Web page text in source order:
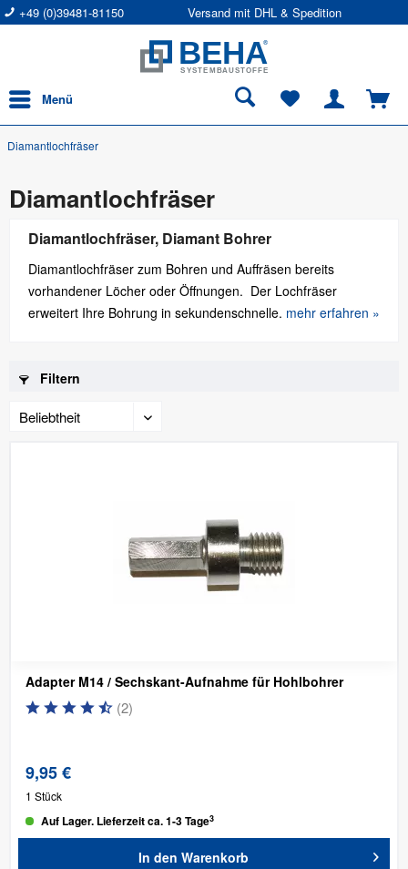
+49 (0)39481-81150 Versand mit DHL & Spedition
Menü
Diamantlochfräser
Diamantlochfräser
Diamantlochfräser, Diamant Bohrer
Diamantlochfräser zum Bohren und Auffräsen bereits
vorhandener Löcher oder Öffnungen. Der Lochfräser
erweitert Ihre Bohrung in sekundenschnelle. mehr erfahren »
Filtern
Adapter M14 / Sechskant-Aufnahme für Hohlbohrer
(2)
9,95 €
1 Stück
Auf Lager. Lieferzeit ca. 1-3 Tage3
In den Warenkorb